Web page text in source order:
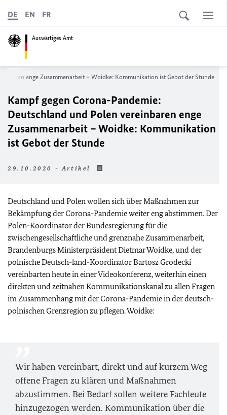
Auswärtiges Amt
DE EN FR
enge Zusammenarbeit – Woidke: Kommunikation ist Gebot der Stunde
Kampf gegen Corona-Pandemie:
Deutschland und Polen vereinbaren enge
Zusammenarbeit – Woidke: Kommunikation
ist Gebot der Stunde
29.10.2020 - Artikel
Deutschland und Polen wollen sich über Maßnahmen zur
Bekämpfung der Corona-Pandemie weiter eng abstimmen. Der
Polen-Koordinator der Bundesregierung für die
zwischengesellschaftliche und grenznahe Zusammenarbeit,
Brandenburgs Ministerpräsident Dietmar Woidke, und der
polnische Deutsch-land-Koordinator Bartosz Grodecki
vereinbarten heute in einer Videokonferenz, weiterhin einen
direkten und zeitnahen Kommunikationskanal zu allen Fragen
im Zusammenhang mit der Corona-Pandemie in der deutsch-
polnischen Grenzregion zu pflegen. Woidke:
Wir haben vereinbart, direkt und auf kurzem Weg
offene Fragen zu klären und Maßnahmen
abzustimmen. Bei Bedarf sollen weitere Fachleute
hinzugezogen werden. Kommunikation über die